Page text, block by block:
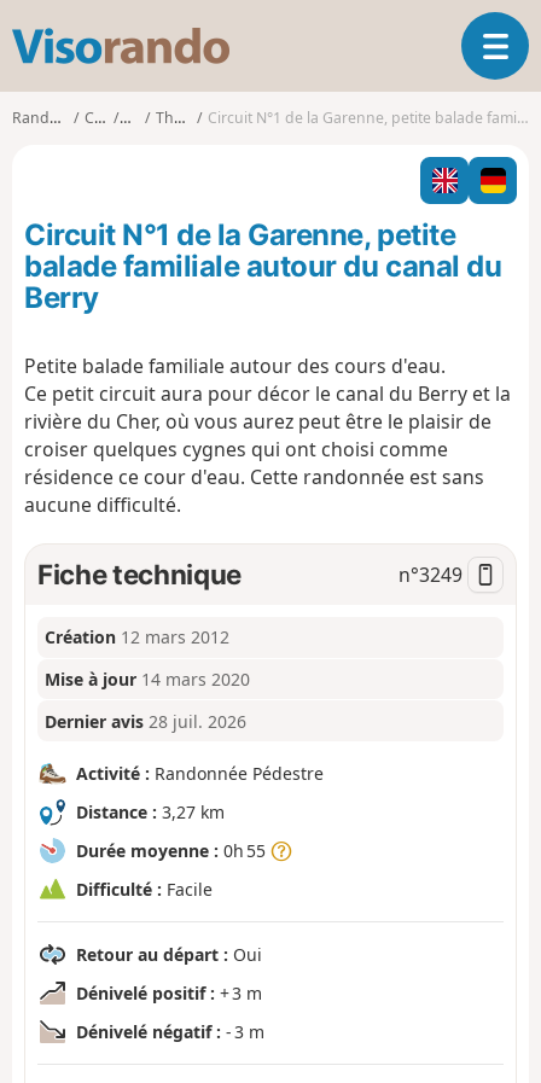
s
o
o
O
u
i
r
l
n
a
Randonnées Centre CherThénioux Circuit N°1 de la Garenne, petite balade familiale autour du canal du Berry
Circuit N°1 de la Garenne, petite
balade familiale autour du canal du
Berry
Petite balade familiale autour des cours d'eau.
Ce petit circuit aura pour décor le canal du Berry et la
rivière du Cher, où vous aurez peut être le plaisir de
croiser quelques cygnes qui ont choisi comme
résidence ce cour d'eau. Cette randonnée est sans
aucune difficulté.
Fiche technique n°3249
Création 12 mars 2012
Mise à jour 14 mars 2020
Dernier avis 28 juil. 2026
Activité : Randonnée Pédestre
Distance : 3,27 km
Durée moyenne : 0h 55
Difficulté : Facile
Retour au départ : Oui
Dénivelé positif : + 3 m
Dénivelé négatif : - 3 m